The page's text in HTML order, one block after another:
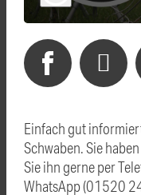
Einfach gut
Schwaben. Sie
Sie ihn gerne per
WhatsApp (01520